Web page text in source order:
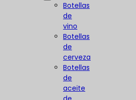
Botellas
de
vino
Botellas
de
cerveza
Botellas
de
aceite